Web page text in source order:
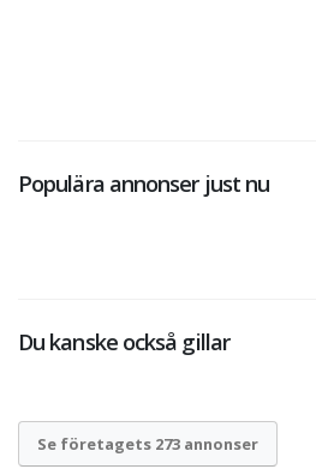
Populära annonser just nu
Du kanske också gillar
Se företagets 273 annonser